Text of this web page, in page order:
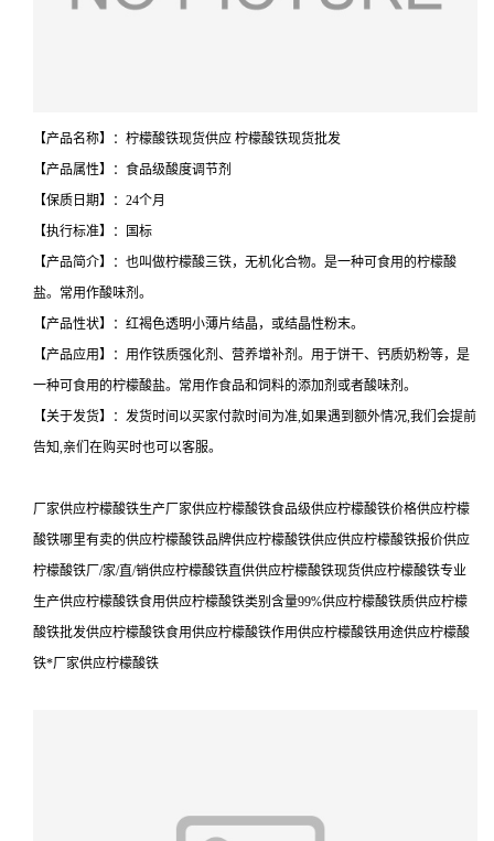
【产品名称】：柠檬酸铁现货供应 柠檬酸铁现货批发
【产品属性】：食品级酸度调节剂
【保质日期】：24个月
【执行标准】：国标
【产品简介】：也叫做柠檬酸三铁，无机化合物。是一种可食用的柠檬酸
盐。常用作酸味剂。
【产品性状】：红褐色透明小薄片结晶，或结晶性粉末。
【产品应用】：用作铁质强化剂、营养增补剂。用于饼干、钙质奶粉等，是
一种可食用的柠檬酸盐。常用作食品和饲料的添加剂或者酸味剂。
【关于发货】：发货时间以买家付款时间为准,如果遇到额外情况,我们会提前
告知,亲们在购买时也可以客服。
厂家供应柠檬酸铁生产厂家供应柠檬酸铁食品级供应柠檬酸铁价格供应柠檬
酸铁哪里有卖的供应柠檬酸铁品牌供应柠檬酸铁供应供应柠檬酸铁报价供应
柠檬酸铁厂/家/直/销供应柠檬酸铁直供供应柠檬酸铁现货供应柠檬酸铁专业
生产供应柠檬酸铁食用供应柠檬酸铁类别含量99%供应柠檬酸铁质供应柠檬
酸铁批发供应柠檬酸铁食用供应柠檬酸铁作用供应柠檬酸铁用途供应柠檬酸
铁*厂家供应柠檬酸铁